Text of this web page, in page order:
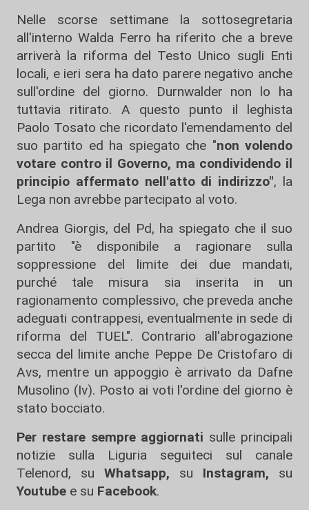
Nelle scorse settimane la sottosegretaria
all'interno Walda Ferro ha riferito che a breve
arriverà la riforma del Testo Unico sugli Enti
locali, e ieri sera ha dato parere negativo anche
sull'ordine del giorno. Durnwalder non lo ha
tuttavia ritirato. A questo punto il leghista
Paolo Tosato che ricordato l'emendamento del
suo partito ed ha spiegato che "non volendo
votare contro il Governo, ma condividendo il
principio affermato nell'atto di indirizzo", la
Lega non avrebbe partecipato al voto.
Andrea Giorgis, del Pd, ha spiegato che il suo
partito "è disponibile a ragionare sulla
soppressione del limite dei due mandati,
purché tale misura sia inserita in un
ragionamento complessivo, che preveda anche
adeguati contrappesi, eventualmente in sede di
riforma del TUEL". Contrario all'abrogazione
secca del limite anche Peppe De Cristofaro di
Avs, mentre un appoggio è arrivato da Dafne
Musolino (Iv). Posto ai voti l'ordine del giorno è
stato bocciato.
Per restare sempre aggiornati sulle principali
notizie sulla Liguria seguiteci sul canale
Telenord, su
Whatsapp, su Instagram, su
Youtube e su Facebook.